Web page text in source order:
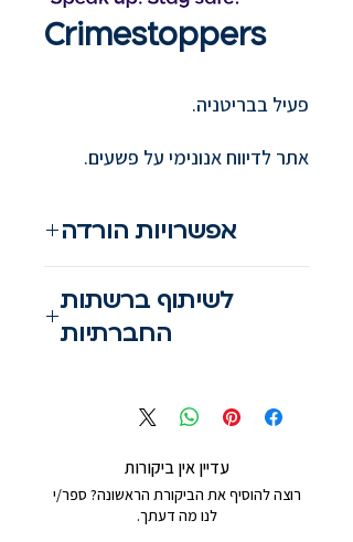
Crimestoppers
פעיל בבריטניה.
אתר לדיווח אנונימי על פשעים.
אפשרויות הורדה
לשיתוף ברשתות
החברתיות
עדיין אין ביקורות
רוצה להוסיף את הביקורת הראשונה? ספר/י
לנו מה דעתך.